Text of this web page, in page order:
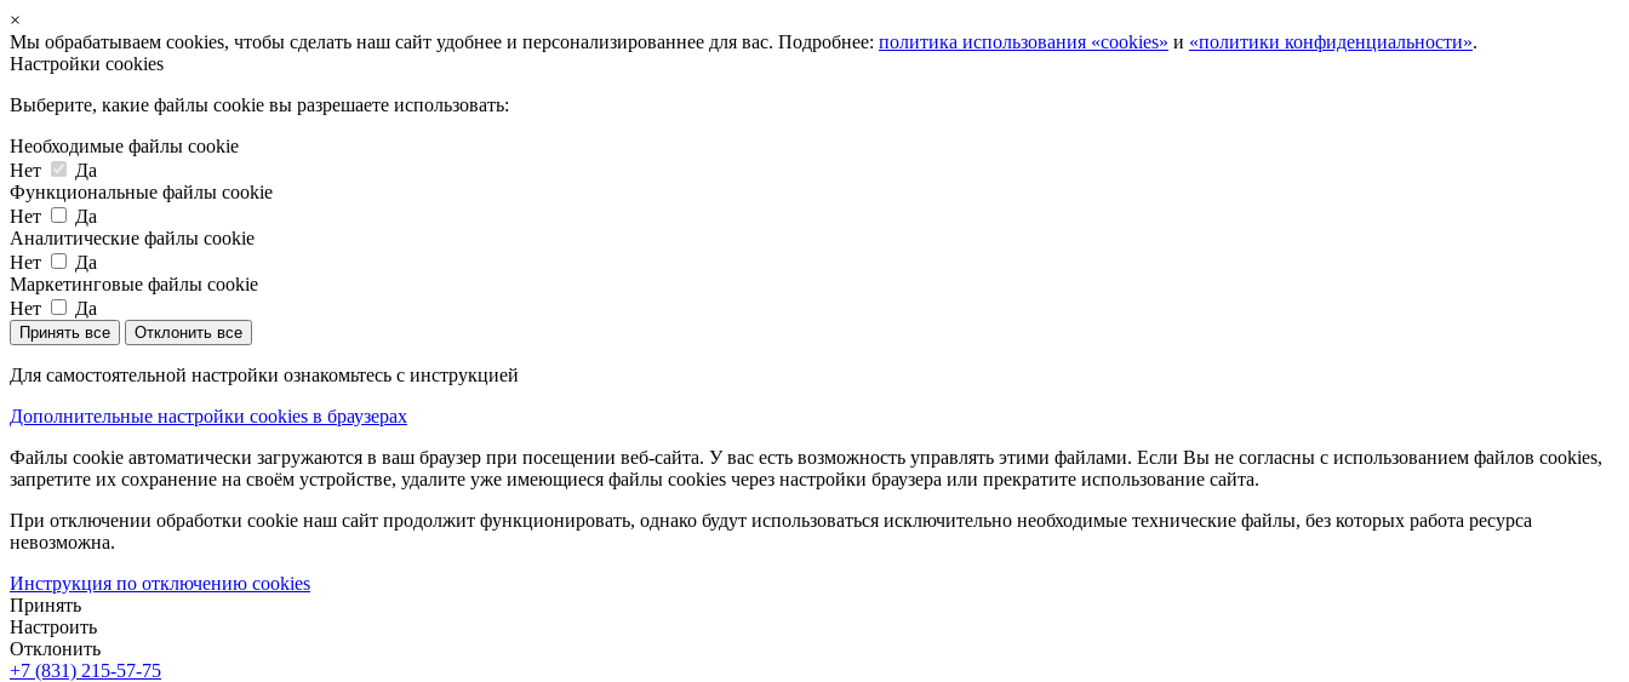
×
Мы обрабатываем cookies, чтобы сделать наш сайт удобнее и персонализированнее для вас. Подробнее: политика использования «cookies» и «политики конфиденциальности».
Настройки cookies
Выберите, какие файлы cookie вы разрешаете использовать:
Необходимые файлы cookie
Нет
Да
Функциональные файлы cookie
Нет
Да
Аналитические файлы cookie
Нет
Да
Маркетинговые файлы cookie
Нет
Да
Принять все Отклонить все
Для самостоятельной настройки ознакомьтесь с инструкцией
Дополнительные настройки cookies в браузерах
Файлы cookie автоматически загружаются в ваш браузер при посещении веб-сайта. У вас есть возможность управлять этими файлами. Если Вы не согласны с использованием файлов cookies,
запретите их сохранение на своём устройстве, удалите уже имеющиеся файлы cookies через настройки браузера или прекратите использование сайта.
При отключении обработки cookie наш сайт продолжит функционировать, однако будут использоваться исключительно необходимые технические файлы, без которых работа ресурса
невозможна.
Инструкция по отключению cookies
Принять
Настроить
Отклонить
+7 (831) 215-57-75